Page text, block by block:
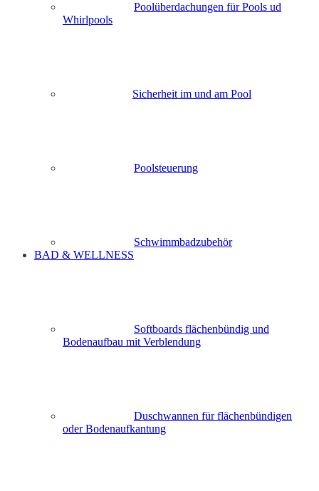
Poolüberdachungen für Pools ud
Whirlpools
Sicherheit im und am Pool
Poolsteuerung
Schwimmbadzubehör
BAD & WELLNESS
Softboards flächenbündig und
Bodenaufbau mit Verblendung
Duschwannen für flächenbündigen
oder Bodenaufkantung